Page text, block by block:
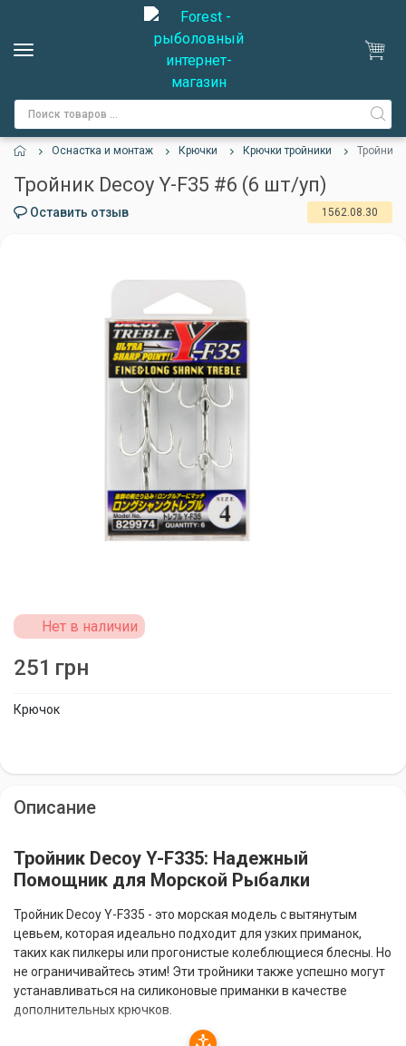
Оснастка и монтаж Крючки Крючки тройники Тройник
Тройник Decoy Y-F35 #6 (6 шт/уп)
Оставить отзыв 1562.08.30
Крючок
Нет в наличии
251 грн
Описание
Тройник Decoy Y-F335: Надежный
Помощник для Морской Рыбалки
Тройник Decoy Y-F335 - это морская модель с вытянутым
цевьем, которая идеально подходит для узких приманок,
таких как пилкеры или прогонистые колеблющиеся блесны. Но
не ограничивайтесь этим! Эти тройники также успешно могут
устанавливаться на силиконовые приманки в качестве
дополнительных крючков.